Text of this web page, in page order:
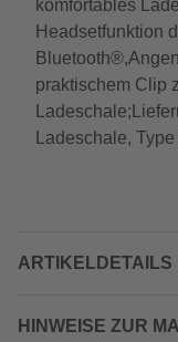
komfortables
Headsetfunktion
praktischem Clip
Ladeschale,
ARTIKELDETAILS
HINWEISE ZUR